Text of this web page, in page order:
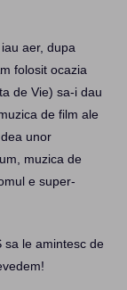
aer, dupa
folosit ocazia
de Vie) sa-i dau
de film ale
unor
muzica de
e super-
sa le amintesc de